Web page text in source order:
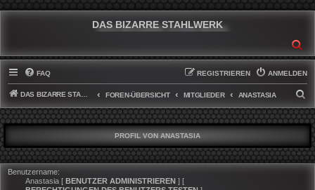
DAS BIZARRE STAHLWERK
FAQ ANMELDEN
REGISTRIEREN
DAS BIZARRE STAHLWERK FOREN-ÜBERSICHT MITGLIEDER ANASTASIA
U
C
H
E
PROFIL VON ANASTASIA
Benutzername:
Anastasia [ BENUTZER ADMINISTRIEREN ] [